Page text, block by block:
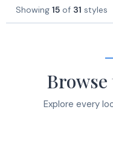
Showing 15 of 31 styles
Explore every